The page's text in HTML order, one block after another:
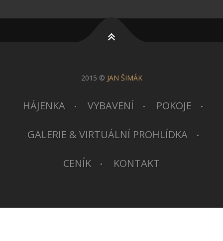
2015 © JAN ŠIMÁK
HÁJENKA VYBAVENÍ POKOJE
GALERIE & VIRTUÁLNÍ PROHLÍDKA
CENÍK KONTAKT